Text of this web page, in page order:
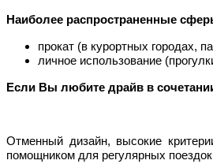
Наиболее распространенные
прокат (в курортных городах,
личное использование
Если Вы любите драйв в
Отменный дизайн, высокие
помощником для регулярных